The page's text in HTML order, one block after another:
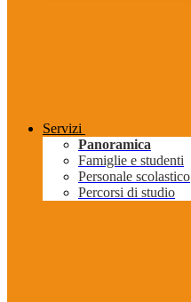
Servizi
Panoramica
Famiglie e studenti
Personale scolastico
Percorsi di studio